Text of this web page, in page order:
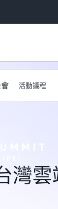
活動議程
灣